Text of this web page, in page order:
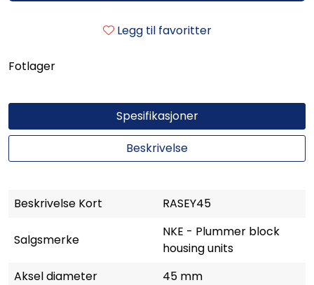
Legg til favoritter
Fotlager
Spesifikasjoner
Beskrivelse
Beskrivelse Kort RASEY45
Salgsmerke
NKE - Plummer block
housing units
Aksel diameter
45 mm